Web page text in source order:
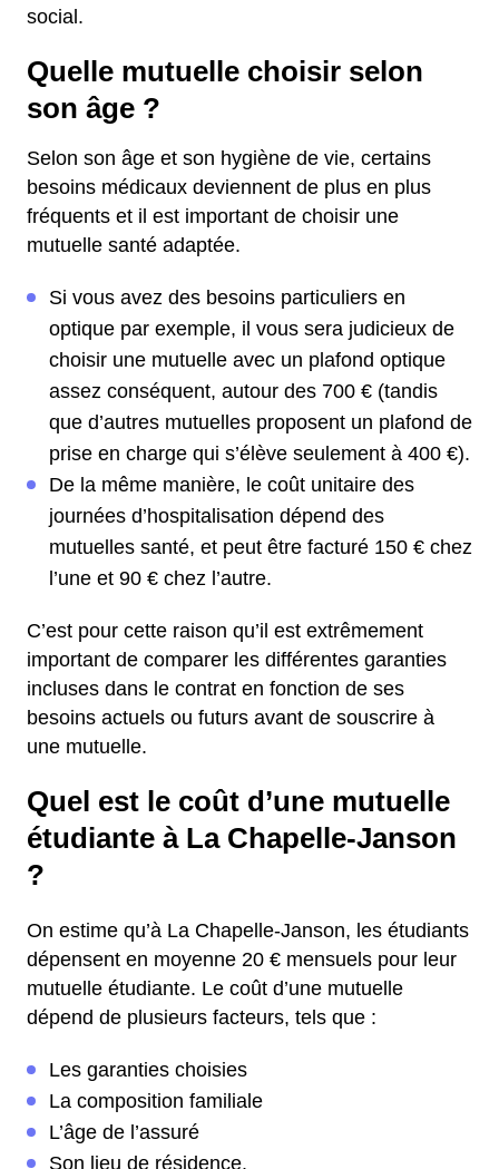
social.
Quelle mutuelle choisir selon
son âge ?
Selon son âge et son hygiène de vie, certains
besoins médicaux deviennent de plus en plus
fréquents et il est important de choisir une
mutuelle santé adaptée.
Si vous avez des besoins particuliers en
optique par exemple, il vous sera judicieux de
choisir une mutuelle avec un plafond optique
assez conséquent, autour des 700 € (tandis
que d’autres mutuelles proposent un plafond de
prise en charge qui s’élève seulement à 400 €).
De la même manière, le coût unitaire des
journées d’hospitalisation dépend des
mutuelles santé, et peut être facturé 150 € chez
l’une et 90 € chez l’autre.
C’est pour cette raison qu’il est extrêmement
important de comparer les différentes garanties
incluses dans le contrat en fonction de ses
besoins actuels ou futurs avant de souscrire à
une mutuelle.
Quel est le coût d’une mutuelle
étudiante à La Chapelle-Janson
?
On estime qu’à La Chapelle-Janson, les étudiants
dépensent en moyenne 20 € mensuels pour leur
mutuelle étudiante. Le coût d’une mutuelle
dépend de plusieurs facteurs, tels que :
Les garanties choisies
La composition familiale
L’âge de l’assuré
Son lieu de résidence.